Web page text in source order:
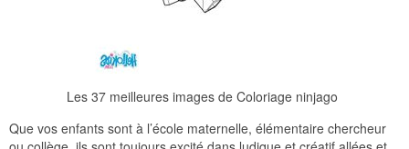
Les 37 meilleures images de Coloriage ninjago
Que vos enfants sont à l’école maternelle, élémentaire chercheur